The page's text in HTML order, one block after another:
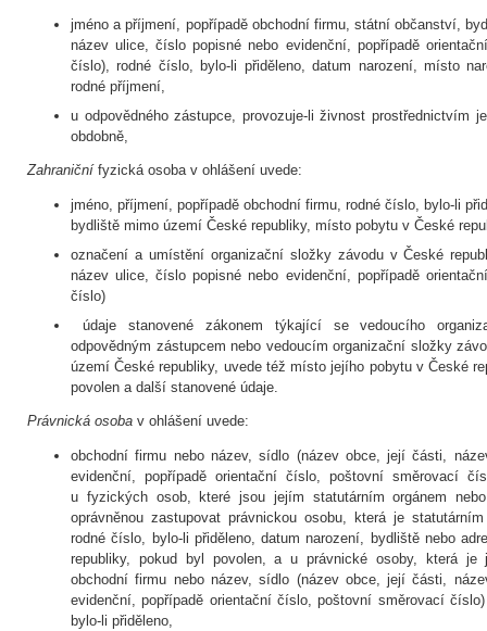
jméno a příjmení, popřípadě obchodní firmu, státní občanství,
název ulice, číslo popisné nebo evidenční, popřípadě
číslo), rodné číslo, bylo-li přiděleno, datum narození, místo
rodné příjmení,
u odpovědného zástupce, provozuje-li živnost prostřednictvím
obdobně,
Zahraniční fyzická osoba v ohlášení uvede:
jméno, příjmení, popřípadě obchodní firmu, rodné číslo, bylo-li
bydliště mimo území České republiky, místo pobytu v České
označení a umístění organizační složky závodu v České
název ulice, číslo popisné nebo evidenční, popřípadě
číslo)
údaje stanovené zákonem týkající se vedoucího
odpovědným zástupcem nebo vedoucím organizační složky
území České republiky, uvede též místo jejího pobytu v České
povolen a další stanovené údaje.
Právnická osoba v ohlášení uvede:
obchodní firmu nebo název, sídlo (název obce, její části,
evidenční, popřípadě orientační číslo, poštovní směrovací
u fyzických osob, které jsou jejím statutárním orgánem
oprávněnou zastupovat právnickou osobu, která je
rodné číslo, bylo-li přiděleno, datum narození, bydliště nebo
republiky, pokud byl povolen, a u právnické osoby, která je
obchodní firmu nebo název, sídlo (název obce, její části,
evidenční, popřípadě orientační číslo, poštovní směrovací
bylo-li přiděleno,